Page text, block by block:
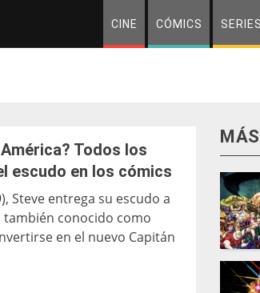
CINE CÓMICS SERIES
Todos los
escudo en los cómics
Steve entrega su escudo a
también conocido como
en el nuevo Capitán